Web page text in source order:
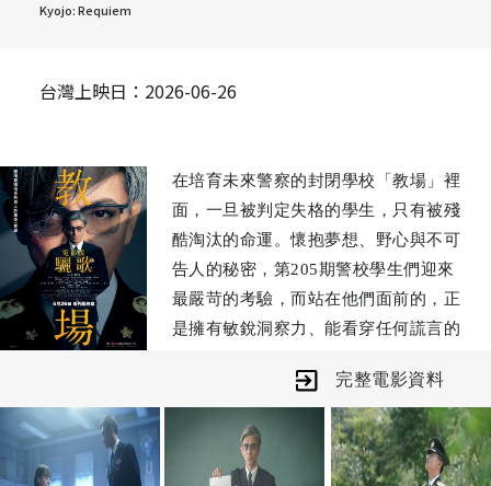
Kyojo: Requiem
台灣上映日：2026-06-26
在培育未來警察的封閉學校「教場」裡
面，一旦被判定失格的學生，只有被殘
酷淘汰的命運。懷抱夢想、野心與不可
告人的秘密，第205期警校學生們迎來
最嚴苛的考驗，而站在他們面前的，正
是擁有敏銳洞察力、能看穿任何謊言的
隨著學生們深藏內心的黑暗面逐漸曝
光，有人被迫退學，也有人一步步被逼
向崩潰邊緣，但風間對真相的追查仍未
止歇。警校內部暗潮洶湧，每個人都隱
完整電影資料